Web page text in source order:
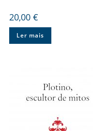
20,00 €
Ler mais